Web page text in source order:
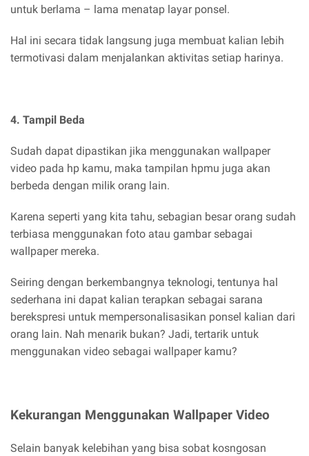
untuk berlama – lama menatap layar ponsel.
Hal ini secara tidak langsung juga membuat kalian lebih
termotivasi dalam menjalankan aktivitas setiap harinya.
4. Tampil Beda
Sudah dapat dipastikan jika menggunakan wallpaper
video pada hp kamu, maka tampilan hpmu juga akan
berbeda dengan milik orang lain.
Karena seperti yang kita tahu, sebagian besar orang sudah
terbiasa menggunakan foto atau gambar sebagai
wallpaper mereka.
Seiring dengan berkembangnya teknologi, tentunya hal
sederhana ini dapat kalian terapkan sebagai sarana
berekspresi untuk mempersonalisasikan ponsel kalian dari
orang lain. Nah menarik bukan? Jadi, tertarik untuk
menggunakan video sebagai wallpaper kamu?
Kekurangan Menggunakan Wallpaper Video
Selain banyak kelebihan yang bisa sobat kosngosan